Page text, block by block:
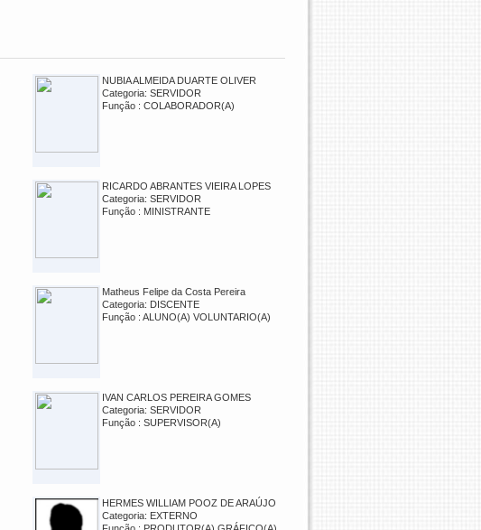
NUBIA ALMEIDA DUARTE OLIVER
Categoria: SERVIDOR
Função : COLABORADOR(A)
RICARDO ABRANTES VIEIRA LOPES
Categoria: SERVIDOR
Função : MINISTRANTE
Matheus Felipe da Costa Pereira
Categoria: DISCENTE
Função : ALUNO(A) VOLUNTARIO(A)
IVAN CARLOS PEREIRA GOMES
Categoria: SERVIDOR
Função : SUPERVISOR(A)
HERMES WILLIAM POOZ DE ARAÚJO
Categoria: EXTERNO